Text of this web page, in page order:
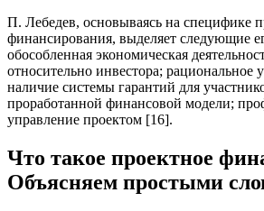
П. Лебедев, основываясь на специфике
финансирования, выделяет следующие
обособленная экономическая
относительно инвестора; рациональное
наличие системы гарантий для
проработанной финансовой модели;
управление проектом [16].
Что такое проектное
Объясняем простыми